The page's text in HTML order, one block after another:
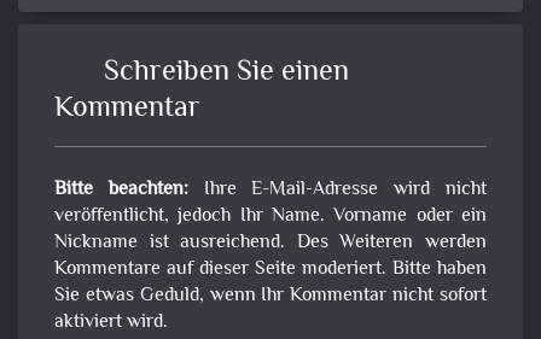
Schreiben Sie einen
Kommentar
Bitte beachten:Ihre E-Mail-Adresse wird nicht
veröffentlicht, jedoch Ihr Name. Vorname oder ein
Nickname ist ausreichend. Des Weiteren werden
Kommentare auf dieser Seite moderiert. Bitte haben
Sie etwas Geduld, wenn Ihr Kommentar nicht sofort
aktiviert wird.